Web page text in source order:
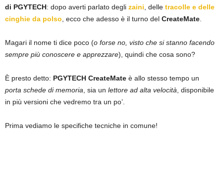
di PGYTECH: dopo averti parlato degli zaini, delle tracolle e delle
cinghie da polso, ecco che adesso è il turno del CreateMate.
Magari il nome ti dice poco (o forse no, visto che si stanno facendo
sempre più conoscere e apprezzare), quindi che cosa sono?
È presto detto: PGYTECH CreateMate è allo stesso tempo un
porta schede di memoria, sia un lettore ad alta velocità, disponibile
in più versioni che vedremo tra un po’.
Prima vediamo le specifiche tecniche in comune!